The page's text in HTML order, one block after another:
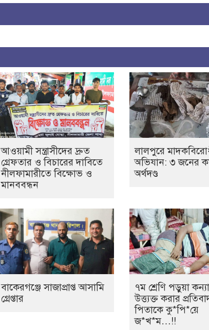
আওয়ামী সন্ত্রাসীদের দ্রুত
গ্রেফতার ও বিচারের দাবিতে
নীলফামারীতে বিক্ষোভ ও
মানববন্ধন
লালপুরে
অভিযান: ৩ জনের
অর্থদণ্ড
বাকেরগঞ্জে সাজাপ্রাপ্ত আসামি
গ্রেপ্তার
৭ম শ্রেণি পড়ুয়া
উত্ত্যক্ত করার
পিতাকে কু*পি*য়ে
জ*খ*ম…!!